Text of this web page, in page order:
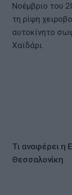
Νοέμβριο του
τη ρίψη
αυτοκίνητο
Χαϊδάρι.
Τι αναφέρει η
Θεσσαλονίκη